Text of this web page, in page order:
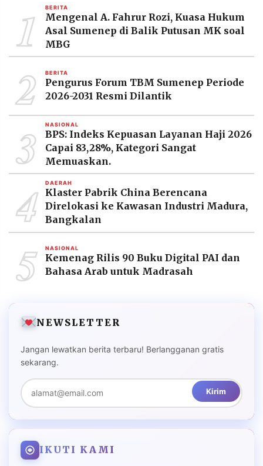
PRAMUDITA
2026
PT.
MEDIA
PRAMUDITA
1 BERITA
Mengenal A. Fahrur Rozi, Kuasa Hukum
Asal Sumenep di Balik Putusan MK soal
MBG
2 BERITA
Pengurus Forum TBM Sumenep Periode
2026-2031 Resmi Dilantik
3 NASIONAL
BPS: Indeks Kepuasan Layanan Haji 2026
Capai 83,28%, Kategori Sangat
Memuaskan.
4 DAERAH
Klaster Pabrik China Berencana
Direlokasi ke Kawasan Industri Madura,
Bangkalan
5 NASIONAL
Kemenag Rilis 90 Buku Digital PAI dan
Bahasa Arab untuk Madrasah
NEWSLETTER
Jangan lewatkan berita terbaru! Berlangganan gratis
sekarang.
Kirim
IKUTI KAMI